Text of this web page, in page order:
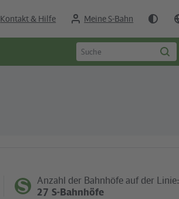
Kontakt & Hilfe Meine S-Bahn
Suchbegriff
eingeben
Suche
starten
Anzahl der Bahnhöfe auf der Linie:
27 S-Bahnhöfe